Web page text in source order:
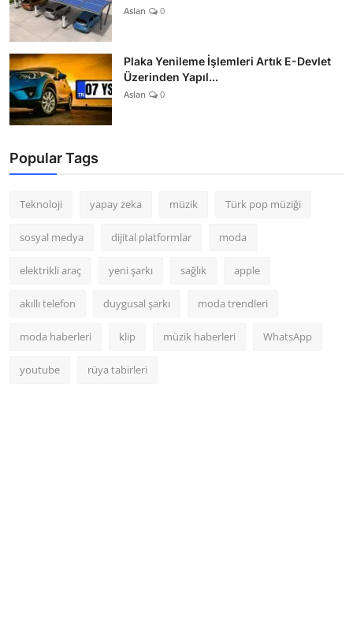
Aslan 0
Plaka Yenileme İşlemleri Artık E-Devlet
Üzerinden Yapıl...
Aslan 0
Popular Tags
Teknoloji yapay zeka müzik Türk pop müziği
sosyal medya dijital platformlar moda
elektrikli araç yeni şarkı sağlık apple
akıllı telefon duygusal şarkı moda trendleri
moda haberleri klip müzik haberleri WhatsApp
youtube rüya tabirleri